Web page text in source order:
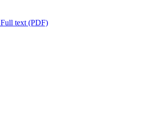
Full text (PDF)